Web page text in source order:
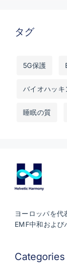
タグ
5G保護
バイオハッキ
睡眠の質
ヨーロッパを代
EMF中和および
Categories